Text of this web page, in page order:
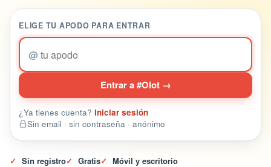
ELIGE TU APODO PARA ENTRAR
@
Entrar a #Olot →
¿Ya tienes cuenta? Iniciar sesión
Sin email · sin contraseña · anónimo
✓ Sin registro✓ Gratis✓ Móvil y escritorio